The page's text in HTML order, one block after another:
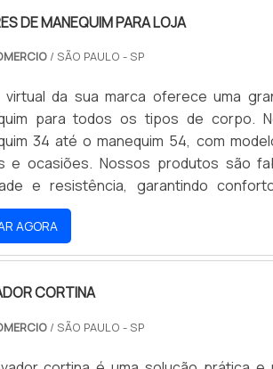
DE MANEQUIM PARA LOJA
/ SÃO PAULO - SP
virtual da sua marca oferece uma
para todos os tipos de corpo.
34 até o manequim 54, com
e ocasiões. Nossos produtos são
e resistência, garantindo
de encontrar o manequim
acessíveis.
AGORA
CORTINA
/ SÃO PAULO - SP